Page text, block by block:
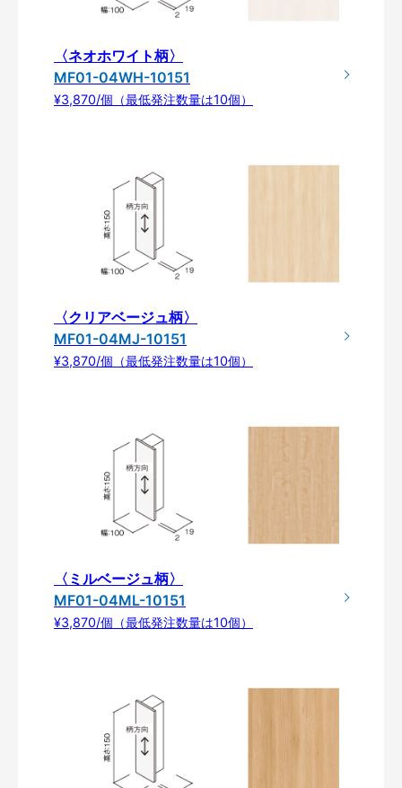
〈ネオホワイト柄〉
MF01-04WH-10151
¥3,870/個（最低発注数量は10個）
〈クリアベージュ柄〉
MF01-04MJ-10151
¥3,870/個（最低発注数量は10個）
〈ミルベージュ柄〉
MF01-04ML-10151
¥3,870/個（最低発注数量は10個）